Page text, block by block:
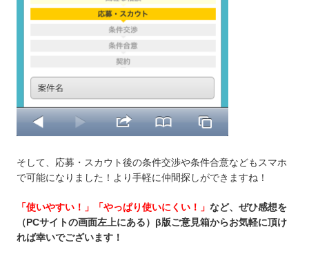
そして、応募・スカウト後の条件交渉や条件合意などもスマホ
で可能になりました！より手軽に仲間探しができますね！
「使いやすい！」「やっぱり使いにくい！」 など、ぜひ感想を
（PCサイトの画面左上にある）β版ご意見箱からお気軽に頂け
れば幸いでございます！